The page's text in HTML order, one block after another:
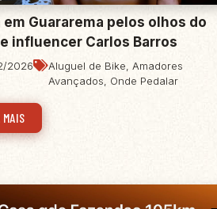
em Guararema pelos olhos do
influencer Carlos Barros
2026 Aluguel de Bike, Amadores
Avançados, Onde Pedalar